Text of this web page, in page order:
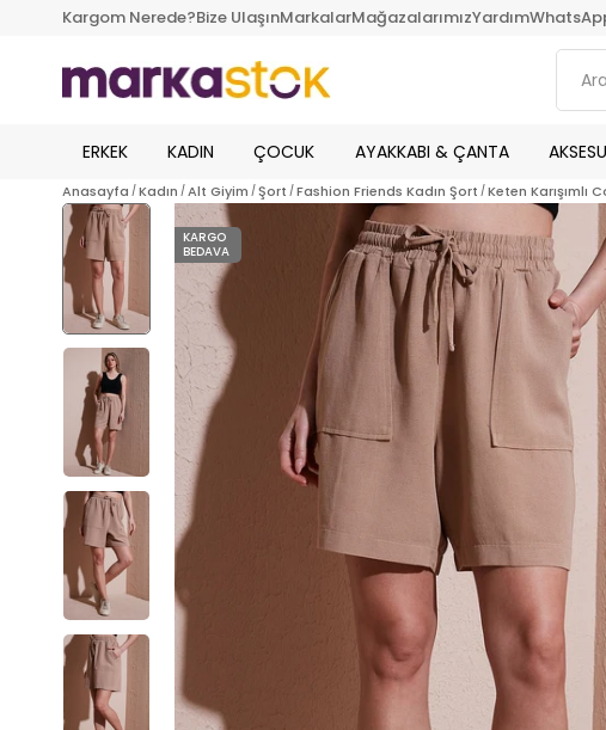
Kargom Nerede?Bize UlaşınMarkalarMağazalarımızYardım
ERKEK KADIN ÇOCUK AYAKKABI & ÇANTA
Anasayfa Kadın Alt Giyim Şort Fashion Friends Kadın Şort Keten Karışımlı
KARGO
BEDAVA